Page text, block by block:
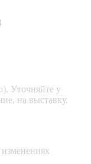
Уточняйте у
на выставку.